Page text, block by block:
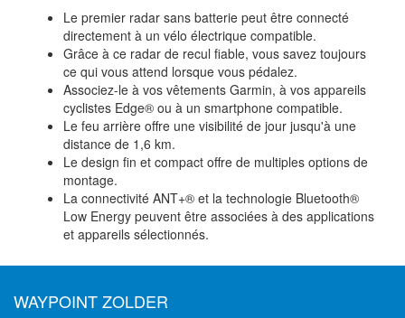
Le premier radar sans batterie peut être connecté
directement à un vélo électrique compatible.
Grâce à ce radar de recul fiable, vous savez toujours
ce qui vous attend lorsque vous pédalez.
Associez-le à vos vêtements Garmin, à vos appareils
cyclistes Edge® ou à un smartphone compatible.
Le feu arrière offre une visibilité de jour jusqu'à une
distance de 1,6 km.
Le design fin et compact offre de multiples options de
montage.
La connectivité ANT+® et la technologie Bluetooth®
Low Energy peuvent être associées à des applications
et appareils sélectionnés.
WAYPOINT ZOLDER